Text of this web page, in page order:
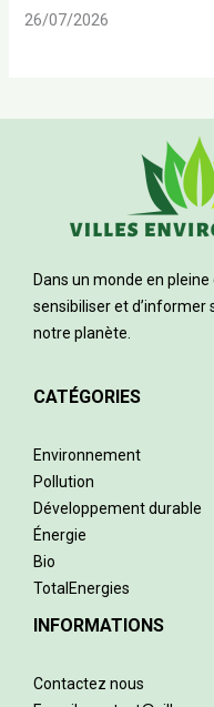
26/07/2026
Dans un monde en
sensibiliser et d’informer
notre planète.
CATÉGORIES
Environnement
Pollution
Développement durable
Énergie
Bio
TotalEnergies
INFORMATIONS
Contactez nous